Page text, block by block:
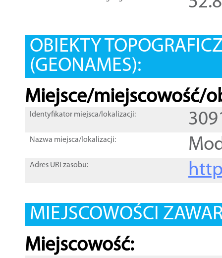
OBIEKTY
(GEONAMES):
Miejsce/miejscowość/
Identyfikator miejsca/lokalizacji:
Nazwa miejsca/lokalizacji:
Adres URI zasobu:
MIEJSCOWOŚCI
Miejscowość: